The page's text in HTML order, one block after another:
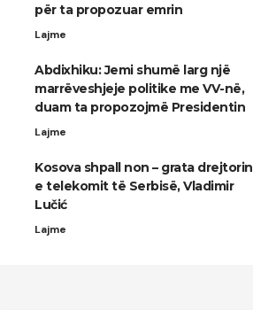
për ta propozuar emrin
Lajme
Abdixhiku: Jemi shumë larg një
marrëveshjeje politike me VV-në,
duam ta propozojmë Presidentin
Lajme
Kosova shpall non – grata drejtorin
e telekomit të Serbisë, Vladimir
Lučić
Lajme